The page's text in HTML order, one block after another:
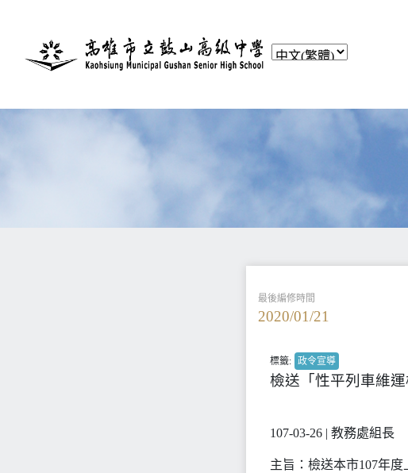
最後編修時間
2020/01/21
標籤: 政令宣導
檢送「性平列車維
107-03-26 | 教務處組長
主旨：檢送本市107年